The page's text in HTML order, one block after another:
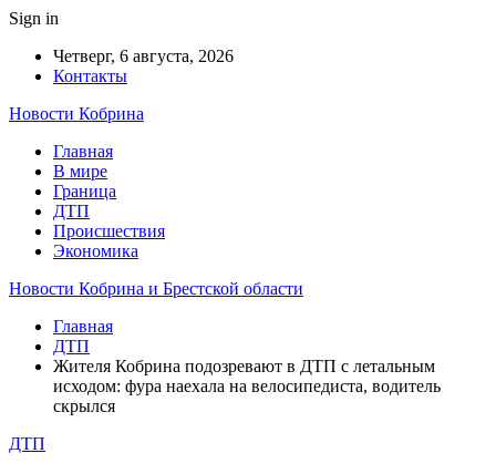
Sign in
Четверг, 6 августа, 2026
Контакты
Новости Кобрина
Главная
В мире
Граница
ДТП
Происшествия
Экономика
Новости Кобрина и Брестской области
Главная
ДТП
Жителя Кобрина подозревают в ДТП с летальным
исходом: фура наехала на велосипедиста, водитель
скрылся
ДТП